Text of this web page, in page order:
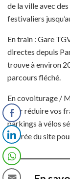
de la ville avec
festivaliers
En train : Gare
directes depuis
trouve à environ
parcours fléché.
En covoiturage /
pour réduire vos
parkings à vélos
l’entrée du site